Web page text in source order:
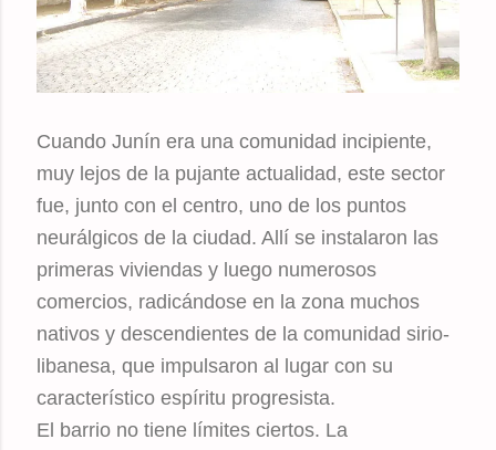
Cuando Junín era una comunidad incipiente,
muy lejos de la pujante actualidad, este sector
fue, junto con el centro, uno de los puntos
neurálgicos de la ciudad. Allí se instalaron las
primeras viviendas y luego numerosos
comercios, radicándose en la zona muchos
nativos y descendientes de la comunidad sirio-
libanesa, que impulsaron al lugar con su
característico espíritu progresista.
El barrio no tiene límites ciertos. La